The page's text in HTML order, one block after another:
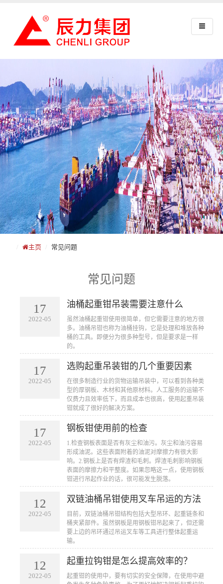
主页 常见问题
常见问题
17
2022-05
油桶起重钳吊装需要注意什么
​虽然油桶起重钳​使用很简单，但它需要注意的地方很
多。油桶吊钳也称为油桶挂钩，它是处理和堆放各种
桶的工具。即便分为很多种型号，但是要求是一样
的。
17
2022-05
选购起重吊装钳的几个重要因素
​在很多制造行业的货物运输吊装中，可以看到各种类
型的厚钢板、木材和其他原材料。人工服务的运输不
仅费力且效率低下，而且成本也很高，使用起重吊装
钳就成了很好的解决方案。
17
2022-05
钢板钳使用前的检查
​1.检查钢板表面是否有灰尘和油污。灰尘和油污容易
形成油泥。这些表面附着的油泥对摩擦力有很大影
响。2.钢板上是否有焊渣和毛刺。焊渣毛刺影响钢板
表面的摩擦力和平整度。如果忽略这一点，使用钢板
钳进行吊起作业的话，很可能发生脱落。
12
2022-05
双链油桶吊钳使用叉车吊运的方法
​目前，双链油桶吊钳结构包括大型吊环、起重链条和
桶夹紧部件。虽然钢板是用钢板钳吊起来了，但还需
要上边的吊环通过吊运叉车等工具进行整体起重运
输。
12
2022-05
起重拉钩钳是怎么提高效率的？
​起重钳的使用中，要有切实的安全保障，在使用中避